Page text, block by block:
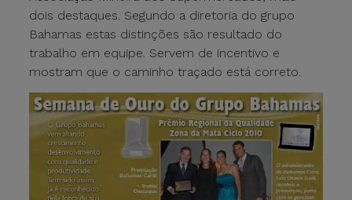
dois destaques. Segundo a diretoria do grupo
Bahamas estas distinções são resultado do
trabalho em equipe. Servem de incentivo e
mostram que o caminho traçado está correto.